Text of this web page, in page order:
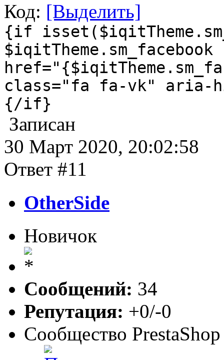
Код: [Выделить]
{if
class="fa fa-vk" aria-
{/if}
Записан
30 Март 2020, 20:02:58
Ответ #11
OtherSide
Новичок
Сообщений: 34
Репутация: +0/-0
Сообщество PrestaShop